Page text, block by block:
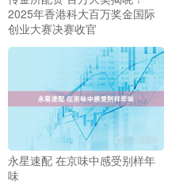
2025年香港科大百万奖金国际
创业大赛决赛收官
永星速配 在京味中感受别样年
味